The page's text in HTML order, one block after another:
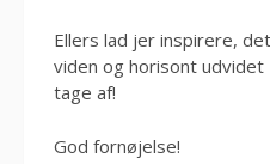
Ellers lad jer inspirere,
viden og horisont
tage af!
God fornøjelse!